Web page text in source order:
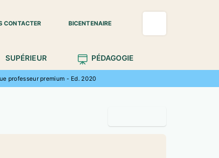
CONTACTER BICENTENAIRE
SUPÉRIEUR PÉDAGOGIE
professeur premium - Ed. 2020